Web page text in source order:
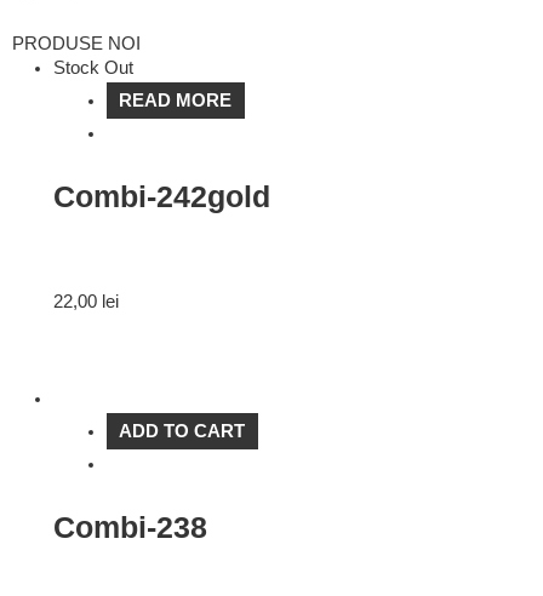
PRODUSE NOI
Stock Out
READ MORE
Combi-242gold
22,00 lei
ADD TO CART
Combi-238